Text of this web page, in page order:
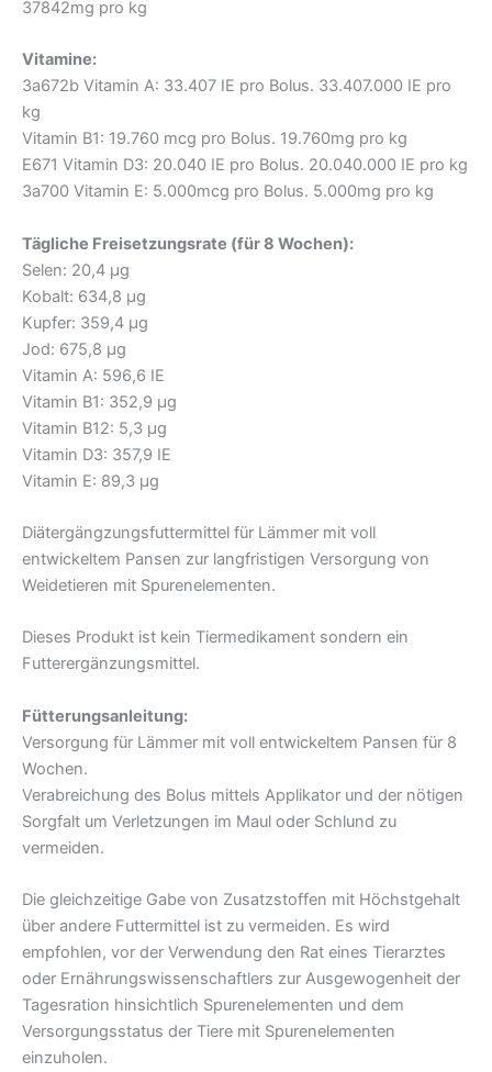
37842mg pro kg
Vitamine:
3a672b Vitamin A: 33.407 IE pro Bolus. 33.407.000 IE pro
kg
Vitamin B1: 19.760 mcg pro Bolus. 19.760mg pro kg
E671 Vitamin D3: 20.040 IE pro Bolus. 20.040.000 IE pro kg
3a700 Vitamin E: 5.000mcg pro Bolus. 5.000mg pro kg
Tägliche Freisetzungsrate (für 8 Wochen):
Selen: 20,4 µg
Kobalt: 634,8 µg
Kupfer: 359,4 µg
Jod: 675,8 µg
Vitamin A: 596,6 IE
Vitamin B1: 352,9 µg
Vitamin B12: 5,3 µg
Vitamin D3: 357,9 IE
Vitamin E: 89,3 µg
Diätergängzungsfuttermittel für Lämmer mit voll
entwickeltem Pansen zur langfristigen Versorgung von
Weidetieren mit Spurenelementen.
Dieses Produkt ist kein Tiermedikament sondern ein
Futterergänzungsmittel.
Fütterungsanleitung:
Versorgung für Lämmer mit voll entwickeltem Pansen für 8
Wochen.
Verabreichung des Bolus mittels Applikator und der nötigen
Sorgfalt um Verletzungen im Maul oder Schlund zu
vermeiden.
Die gleichzeitige Gabe von Zusatzstoffen mit Höchstgehalt
über andere Futtermittel ist zu vermeiden. Es wird
empfohlen, vor der Verwendung den Rat eines Tierarztes
oder Ernährungswissenschaftlers zur Ausgewogenheit der
Tagesration hinsichtlich Spurenelementen und dem
Versorgungsstatus der Tiere mit Spurenelementen
einzuholen.